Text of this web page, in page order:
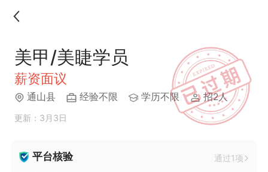
美甲/美睫学员
薪资面议
通山县 经验不限 学历不限 招2人
更新：3月3日
平台核验 通过1项